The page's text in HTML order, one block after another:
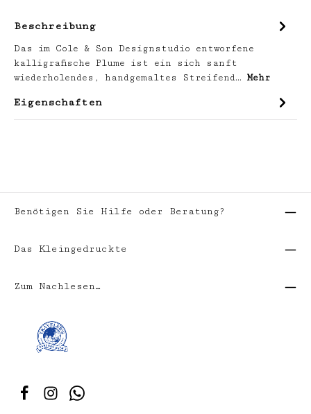
Beschreibung
Das im Cole & Son Designstudio entworfene
kalligrafische Plume ist ein sich sanft
wiederholendes, handgemaltes Streifend… Mehr
Eigenschaften
Benötigen Sie Hilfe oder Beratung?
Das Kleingedruckte
Zum Nachlesen…